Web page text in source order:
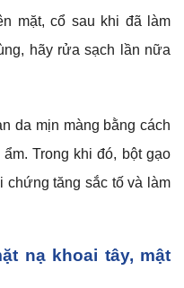
mặt, cổ sau khi đã làm
hãy rửa sạch lần nữa
da mịn màng bằng cách
Trong khi đó, bột gạo
chứng tăng sắc tố và làm
nạ khoai tây, mật